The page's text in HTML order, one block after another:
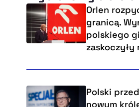
Orlen
granicą.
polskiego
zaskoczyły
Polski
nowym